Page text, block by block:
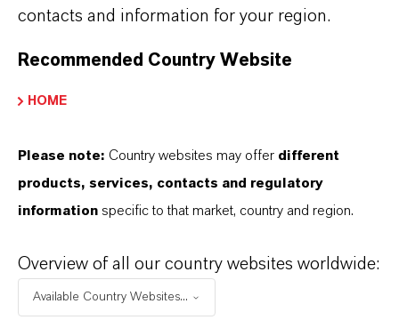
unseren Newsletter per E-Mail an
ir@lanxess.com
contacts and information for your region.
Recommended Country Website
HOME
Please note: Country websites may offer different
products, services, contacts and regulatory
information specific to that market, country and region.
Overview of all our country websites worldwide:
Available Country Websites...